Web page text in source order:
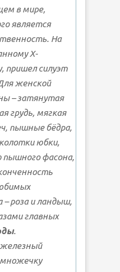
в мире,
является
На
Х-
пришел силуэт
женской
– затянутая
грудь, мягкая
пышные бёдра,
юбки,
пышного фасона,
– роза и ландыш,
главных
.
железный